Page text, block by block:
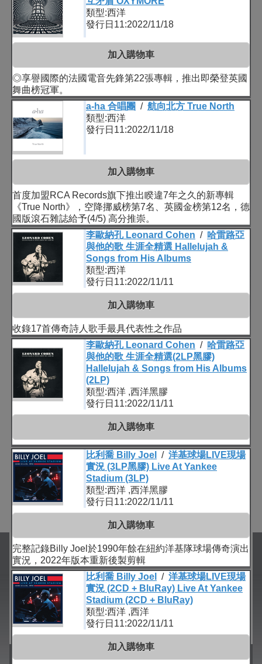
類型:西洋
發行日11:2022/11/18
加入購物車
◎享譽國際的法國電音先鋒第22張專輯，推出即榮登英國
舞曲榜冠軍。
a-ha 合唱團 / 航向北方 True North
類型:西洋
發行日11:2022/11/18
加入購物車
首度加盟RCA Records旗下推出睽違7年之久的新專輯
《True North》，空降挪威榜第7名、英國金榜第12名，德
國版滾石雜誌給予(4/5) 高分推崇。
李歐納孔 Leonard Cohen / 哈雷路亞
與他的歌 生涯全精選 Hallelujah &
Songs from His Albums
類型:西洋
發行日11:2022/11/11
加入購物車
收錄17首傳奇詩人歌手最具代表性之作品
李歐納孔 Leonard Cohen / 哈雷路亞
與他的歌 生涯全精選(2LP黑膠)
Hallelujah & Songs from His Albums
(2LP)
類型:西洋 ,西洋黑膠
發行日11:2022/11/11
加入購物車
比利喬 Billy Joel / 洋基球場LIVE現場
實況 (3LP黑膠) Live At Yankee
Stadium (3LP)
類型:西洋 ,西洋黑膠
發行日11:2022/11/11
加入購物車
完整記錄Billy Joel於1990年餘在紐約洋基隊球場傳奇演出
實況，2022年版本重新後製剪輯
比利喬 Billy Joel
/ 洋基球場LIVE現場
實況 (2CD + BluRay) Live At Yankee
Stadium (2CD + BluRay)
類型:西洋 ,西洋
發行日11:2022/11/11
加入購物車